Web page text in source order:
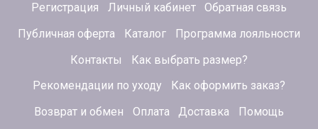
Регистрация Личный кабинет
Обратная связь
Публичная оферта
Каталог
Программа лояльности
Контакты
Как выбрать размер?
Рекомендации по уходу
Как оформить заказ?
Возврат и обмен
Оплата Доставка
Помощь